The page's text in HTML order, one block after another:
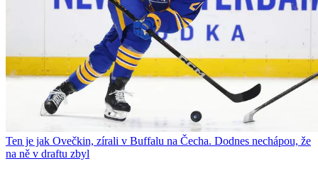
Ten je jak Ovečkin, zírali v Buffalu na Čecha. Dodnes nechápou, že
na ně v draftu zbyl